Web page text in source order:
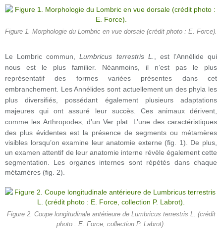
Figure 1. Morphologie du Lombric en vue dorsale (crédit photo : E. Force).
Le Lombric commun,Lumbricus terrestris L.
, est l’Annélide qui
nous est le plus familier. Néanmoins, il n’est pas le plus
représentatif des formes variées présentes dans cet
embranchement. Les Annélides sont actuellement un des phyla les
plus diversifiés, possédant également plusieurs adaptations
majeures qui ont assuré leur succès. Ces animaux dérivent,
comme les Arthropodes, d’un Ver plat. L’une des caractéristiques
des plus évidentes est la présence de segments ou métamères
visibles lorsqu’on examine leur anatomie externe (fig. 1). De plus,
un examen attentif de leur anatomie interne révèle également cette
segmentation. Les organes internes sont répétés dans chaque
métamères (fig. 2).
Figure 2. Coupe longitudinale antérieure de Lumbricus terrestris L. (crédit
photo : E. Force, collection P. Labrot).